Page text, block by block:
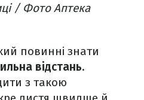
/ Фото Аптека
повинні знати
відстань.
з такою